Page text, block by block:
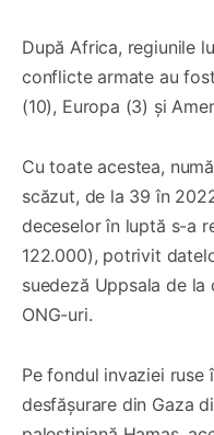
După Africa, regiunile
conflicte armate au
(10), Europa (3) și
Cu toate acestea,
scăzut, de la 39 în
deceselor în luptă s-a
122.000), potrivit
suedeză Uppsala de
ONG-uri.
Pe fondul invaziei ruse
desfășurare din Gaza